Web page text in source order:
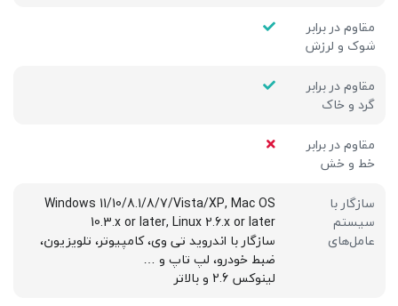
مقاوم در برابر
شوک و لرزش
مقاوم در برابر
گرد و خاک
مقاوم در برابر
خط و خش
سازگار با
سیستم
عامل‌های
Windows 11/10/8.1/8/7/Vista/XP, Mac OS
10.3.x or later, Linux 2.6.x or later
سازگار با اندروید تی وی، کامپیوتر، تلویزیون،
ضبط خودرو، لپ تاپ و …
لینوکس 2.6 و بالاتر